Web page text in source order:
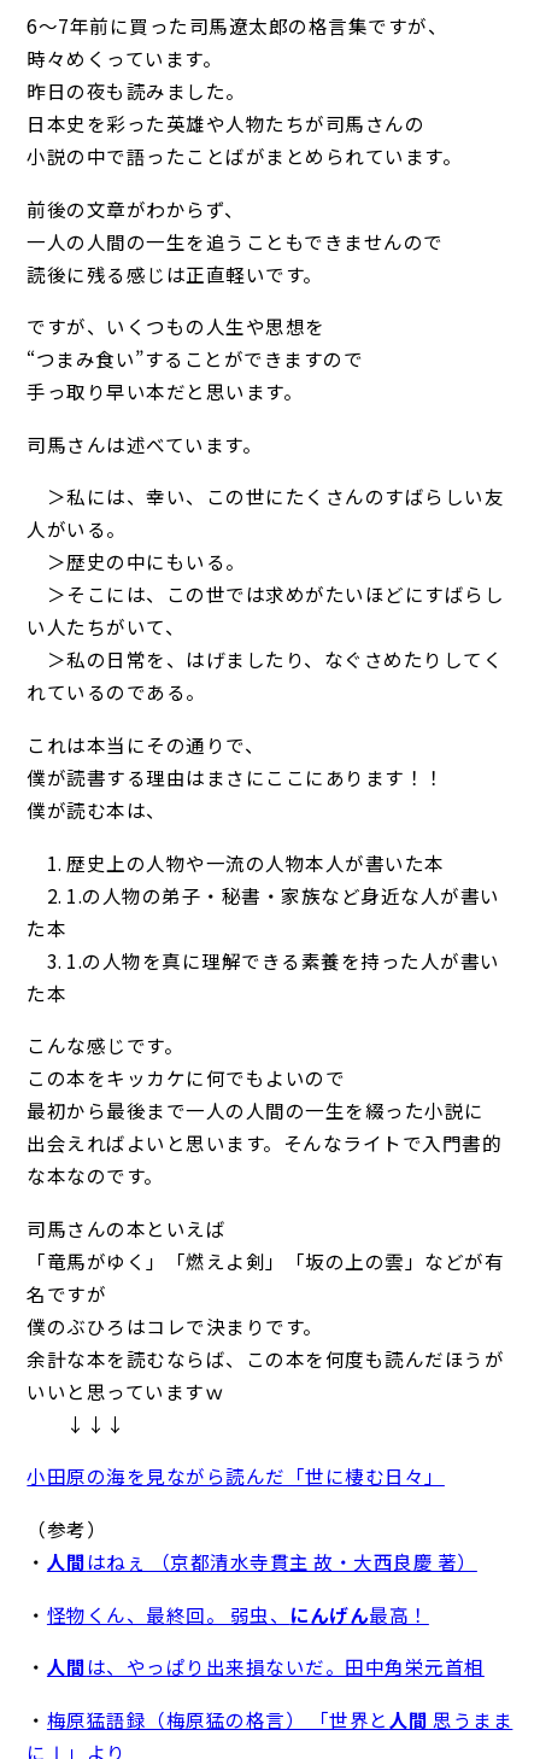
6～7年前に買った司馬遼太郎の格言集ですが、
時々めくっています。
昨日の夜も読みました。
日本史を彩った英雄や人物たちが司馬さんの
小説の中で語ったことばがまとめられています。
前後の文章がわからず、
一人の人間の一生を追うこともできませんので
読後に残る感じは正直軽いです。
ですが、いくつもの人生や思想を
“つまみ食い”することができますので
手っ取り早い本だと思います。
司馬さんは述べています。
＞私には、幸い、この世にたくさんのすばらしい友
人がいる。
＞歴史の中にもいる。
＞そこには、この世では求めがたいほどにすばらし
い人たちがいて、
＞私の日常を、はげましたり、なぐさめたりしてく
れているのである。
これは本当にその通りで、
僕が読書する理由はまさにここにあります！！
僕が読む本は、
1. 歴史上の人物や一流の人物本人が書いた本
2. 1.の人物の弟子・秘書・家族など身近な人が書い
た本
3. 1.の人物を真に理解できる素養を持った人が書い
た本
こんな感じです。
この本をキッカケに何でもよいので
最初から最後まで一人の人間の一生を綴った小説に
出会えればよいと思います。そんなライトで入門書的
な本なのです。
司馬さんの本といえば
「竜馬がゆく」「燃えよ剣」「坂の上の雲」などが有
名ですが
僕のぶひろはコレで決まりです。
余計な本を読むならば、この本を何度も読んだほうが
いいと思っていますｗ
↓↓↓
小田原の海を見ながら読んだ「世に棲む日々」
（参考）
・ 人間はねぇ （京都清水寺貫主 故・大西良慶 著）
・ 怪物くん、最終回。 弱虫、 にんげん最高！
・ 人間は、やっぱり出来損ないだ。田中角栄元首相
・ 梅原猛語録（梅原猛の格言） 「世界と 人間 思うまま
にⅠ」より